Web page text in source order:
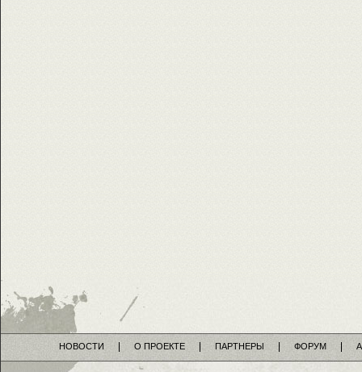
НОВОСТИ О ПРОЕКТЕ ПАРТНЕРЫ ФОРУМ